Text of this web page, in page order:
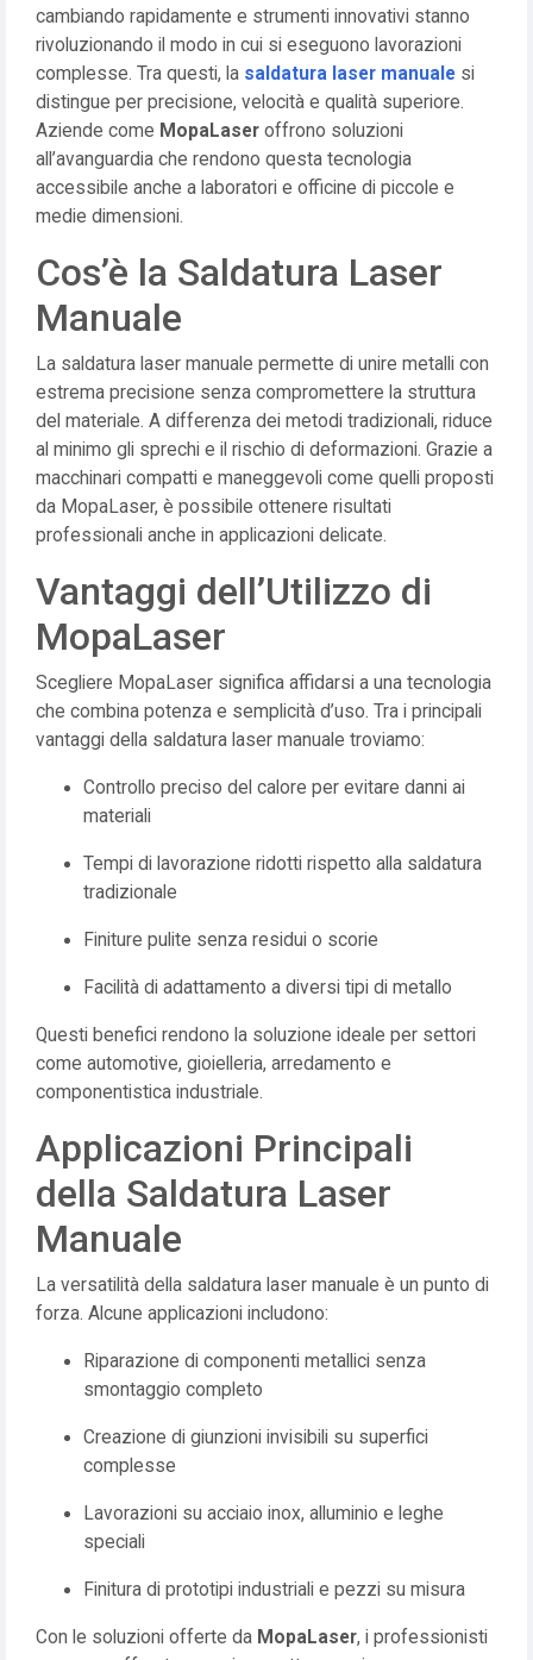
cambiando rapidamente e strumenti innovativi stanno
rivoluzionando il modo in cui si eseguono lavorazioni
complesse. Tra questi, la saldatura laser manuale si
distingue per precisione, velocità e qualità superiore.
Aziende come MopaLaser offrono soluzioni
all’avanguardia che rendono questa tecnologia
accessibile anche a laboratori e officine di piccole e
medie dimensioni.
Cos’è la Saldatura Laser
Manuale
La saldatura laser manuale permette di unire metalli con
estrema precisione senza compromettere la struttura
del materiale. A differenza dei metodi tradizionali, riduce
al minimo gli sprechi e il rischio di deformazioni. Grazie a
macchinari compatti e maneggevoli come quelli proposti
da MopaLaser, è possibile ottenere risultati
professionali anche in applicazioni delicate.
Vantaggi dell’Utilizzo di
MopaLaser
Scegliere MopaLaser significa affidarsi a una tecnologia
che combina potenza e semplicità d’uso. Tra i principali
vantaggi della saldatura laser manuale troviamo:
Controllo preciso del calore per evitare danni ai
materiali
Tempi di lavorazione ridotti rispetto alla saldatura
tradizionale
Finiture pulite senza residui o scorie
Facilità di adattamento a diversi tipi di metallo
Questi benefici rendono la soluzione ideale per settori
come automotive, gioielleria, arredamento e
componentistica industriale.
Applicazioni Principali
della Saldatura Laser
Manuale
La versatilità della saldatura laser manuale è un punto di
forza. Alcune applicazioni includono:
Riparazione di componenti metallici senza
smontaggio completo
Creazione di giunzioni invisibili su superfici
complesse
Lavorazioni su acciaio inox, alluminio e leghe
speciali
Finitura di prototipi industriali e pezzi su misura
Con le soluzioni offerte da MopaLaser, i professionisti